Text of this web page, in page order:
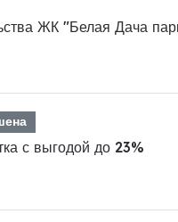
ЖК "Белая Дача
с выгодой до 23%